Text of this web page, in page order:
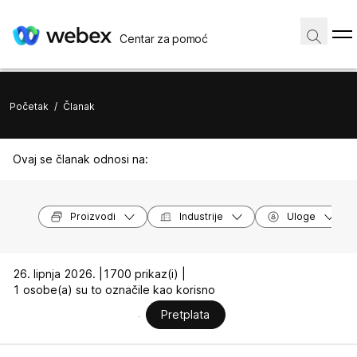
Centar za pomoć
Početak / Članak
Ovaj se članak odnosi na:
Proizvodi Industrije Uloge
26. lipnja 2026. |
1700 prikaz(i) |
1 osobe(a) su to označile kao korisno
Pretplata